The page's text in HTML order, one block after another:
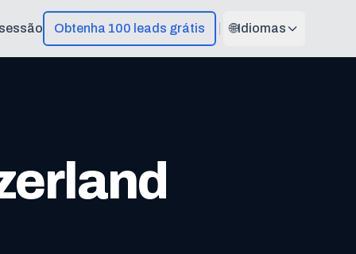
Obtenha 100 leads grátis 🌐Idiomas